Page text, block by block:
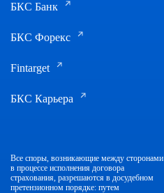
БКС Банк
БКС Форекс
Fintarget
БКС Карьера
Все споры, возникающие между сторонами
в процессе исполнения договора
страхования, разрешаются в досудебном
претензионном порядке: путем